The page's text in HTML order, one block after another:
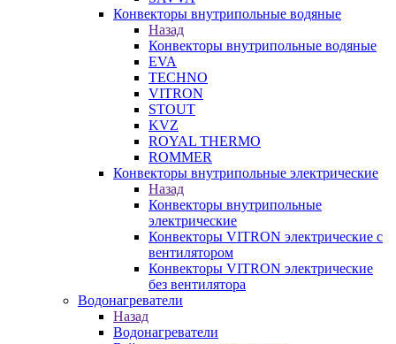
Конвекторы внутрипольные водяные
Назад
Конвекторы внутрипольные водяные
EVA
TECHNO
VITRON
STOUT
KVZ
ROYAL THERMO
ROMMER
Конвекторы внутрипольные электрические
Назад
Конвекторы внутрипольные
электрические
Конвекторы VITRON электрические с
вентилятором
Конвекторы VITRON электрические
без вентилятора
Водонагреватели
Назад
Водонагреватели